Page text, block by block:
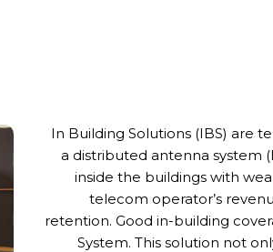
In Building Solutions (IBS) are
a distributed antenna system
inside the buildings with
telecom operator’s
retention. Good in-building
System. This solution not